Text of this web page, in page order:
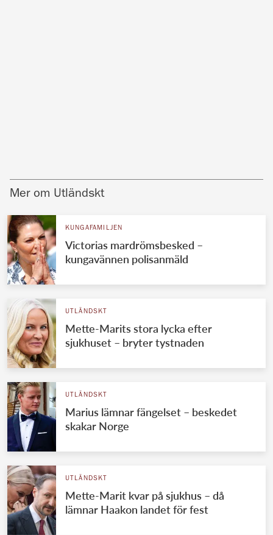
Mer om Utländskt
KUNGAFAMILJEN
Victorias mardrömsbesked –
kungavännen polisanmäld
UTLÄNDSKT
Mette-Marits stora lycka efter
sjukhuset – bryter tystnaden
UTLÄNDSKT
Marius lämnar fängelset – beskedet
skakar Norge
UTLÄNDSKT
Mette-Marit kvar på sjukhus – då
lämnar Haakon landet för fest